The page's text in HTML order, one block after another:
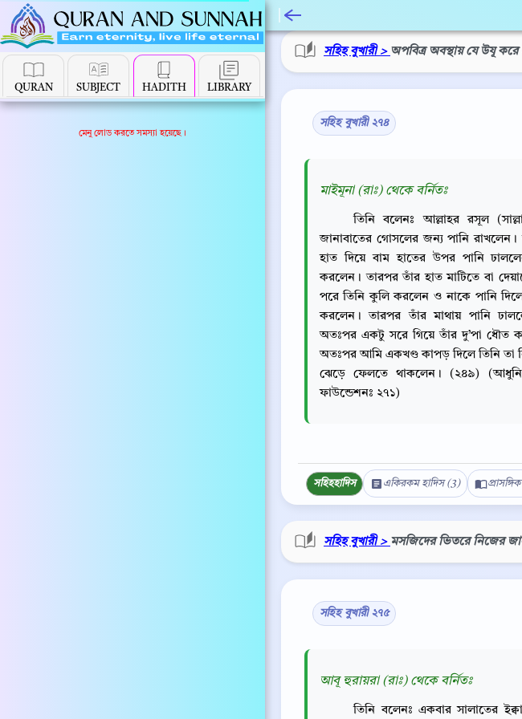
QURAN SUBJECT HADITH LIBRARY
মেনু লোড করতে সমস্যা হয়েছে।
সহিহ বুখারী > অপবিত্র অবস্থায় যে উযূ করে
সহিহ বুখারী ২৭৪
মাইমূনা (রাঃ) থেকে বর্নিতঃ
তিনি বলেনঃ আল্লাহর রসূল
জানাবাতের গোসলের জন্য পানি রাখলেন।
হাত দিয়ে বাম হাতের উপর পানি
করলেন। তারপর তাঁর হাত মাটিতে বা
পরে তিনি কুলি করলেন ও নাকে পানি
করলেন। তারপর তাঁর মাথায় পানি
অতঃপর একটু সরে গিয়ে তাঁর দু’পা ধৌত
অতঃপর আমি একখণ্ড কাপড় দিলে তিনি তা
ঝেড়ে ফেলতে থাকলেন। (২৪৯)
ফাউন্ডেশনঃ ২৭১)
সহিহহাদিস একিরকম হাদিস (3)
সহিহ বুখারী > মসজিদের ভিতরে নিজের
সহিহ বুখারী ২৭৫
আবূ হুরায়রা (রাঃ) থেকে বর্নিতঃ
তিনি বলেনঃ একবার সালাতের